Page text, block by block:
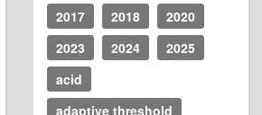
2017
2018
2020
2023
2024
2025
acid
adaptive threshold